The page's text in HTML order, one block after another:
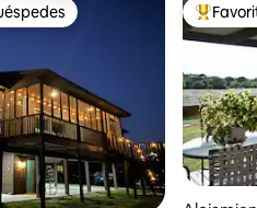
más destacados